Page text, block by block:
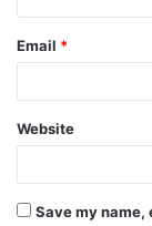
Email *
Website
Save my name,